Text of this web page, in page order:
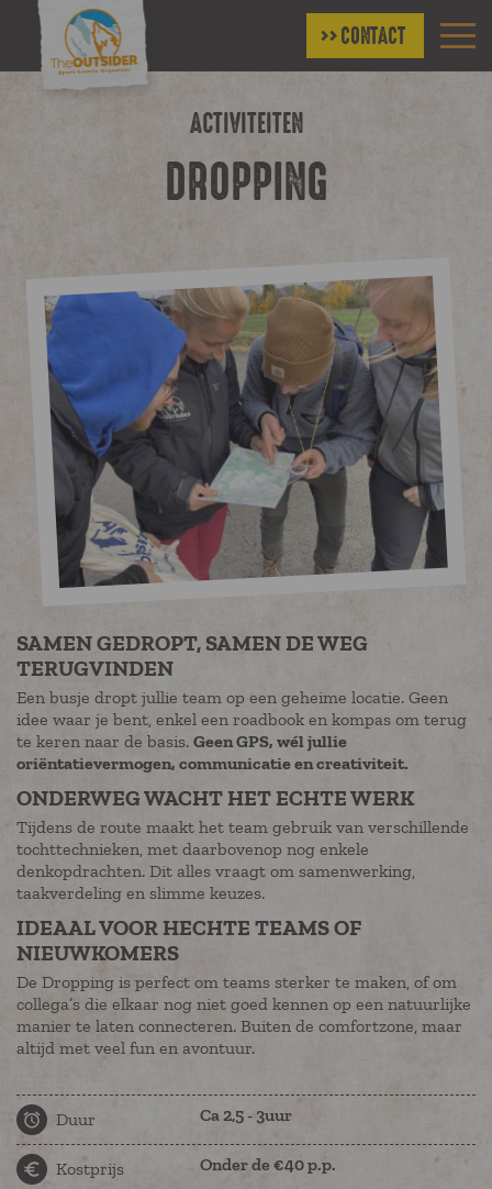
CONTACT
ACTIVITEITEN
DROPPING
SAMEN GEDROPT, SAMEN DE WEG
TERUGVINDEN
Een busje dropt jullie team op een geheime locatie. Geen
idee waar je bent, enkel een roadbook en kompas om terug
te keren naar de basis. Geen GPS, wél jullie
oriëntatievermogen, communicatie en creativiteit.
ONDERWEG WACHT HET ECHTE WERK
Tijdens de route maakt het team gebruik van verschillende
tochttechnieken, met daarbovenop nog enkele
denkopdrachten. Dit alles vraagt om samenwerking,
taakverdeling en slimme keuzes.
IDEAAL VOOR HECHTE TEAMS OF
NIEUWKOMERS
De Dropping is perfect om teams sterker te maken, of om
collega’s die elkaar nog niet goed kennen op een natuurlijke
manier te laten connecteren. Buiten de comfortzone, maar
altijd met veel fun en avontuur.
Duur Ca 2,5 - 3uur
Kostprijs Onder de €40 p.p.